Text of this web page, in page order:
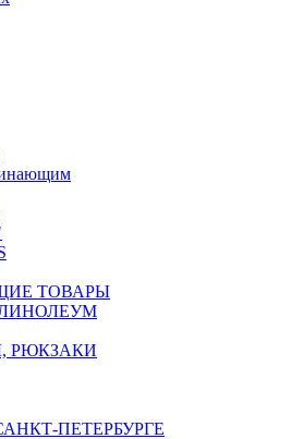
ТОВАРЫ
РЮКЗАКИ
ПЕТЕРБУРГЕ